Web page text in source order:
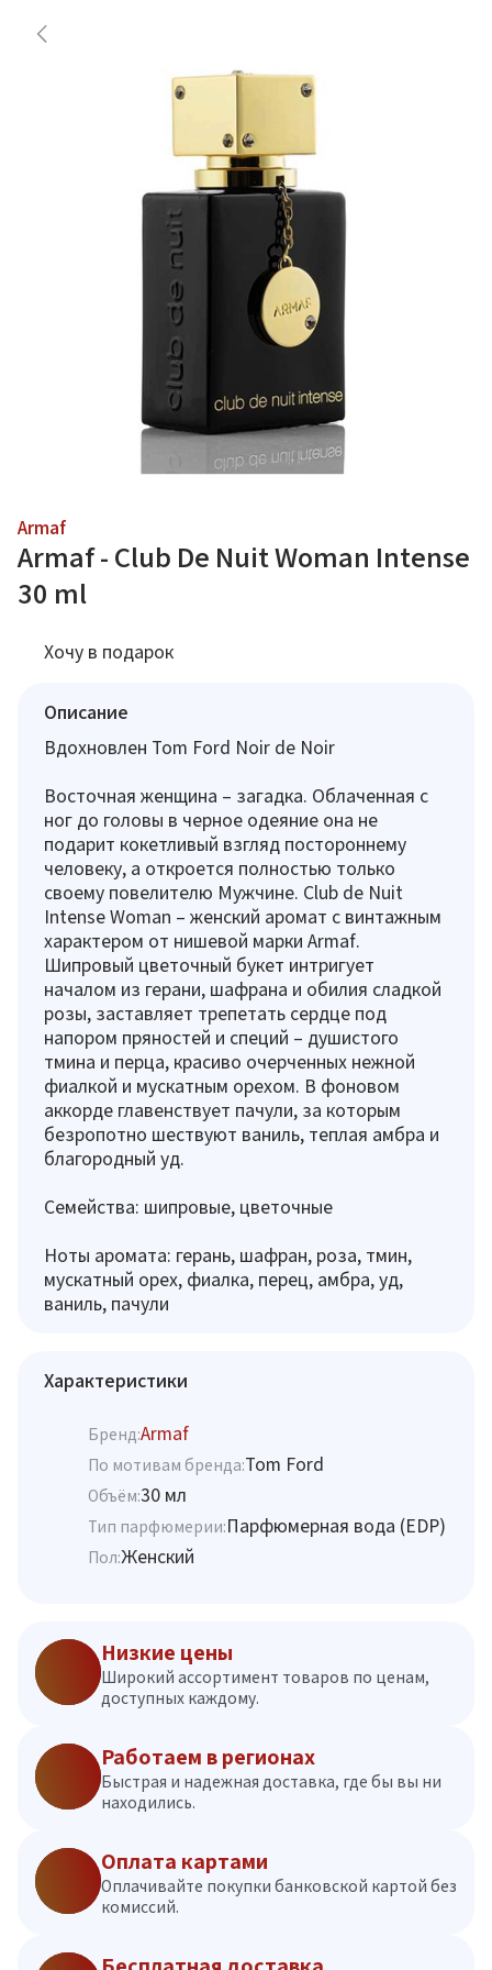
Armaf
Armaf - Club De Nuit Woman Intense
30 ml
Хочу в подарок
Описание
Вдохновлен Tom Ford Noir de Noir
Восточная женщина – загадка. Облаченная с
ног до головы в черное одеяние она не
подарит кокетливый взгляд постороннему
человеку, а откроется полностью только
своему повелителю Мужчине. Club de Nuit
Intense Woman – женский аромат с винтажным
характером от нишевой марки Armaf.
Шипровый цветочный букет интригует
началом из герани, шафрана и обилия сладкой
розы, заставляет трепетать сердце под
напором пряностей и специй – душистого
тмина и перца, красиво очерченных нежной
фиалкой и мускатным орехом. В фоновом
аккорде главенствует пачули, за которым
безропотно шествуют ваниль, теплая амбра и
благородный уд.
Семейства: шипровые, цветочные
Ноты аромата: герань, шафран, роза, тмин,
мускатный орех, фиалка, перец, амбра, уд,
ваниль, пачули
Характеристики
Бренд:Armaf
По мотивам бренда:Tom Ford
Объём:30 мл
Тип парфюмерии:Парфюмерная вода (EDP)
Пол:Женский
Низкие цены
Широкий ассортимент товаров по ценам,
доступных каждому.
Работаем в регионах
Быстрая и надежная доставка, где бы вы ни
находились.
Оплата картами
Оплачивайте покупки банковской картой без
комиссий.